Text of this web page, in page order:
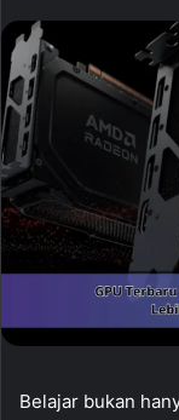
Belajar bukan